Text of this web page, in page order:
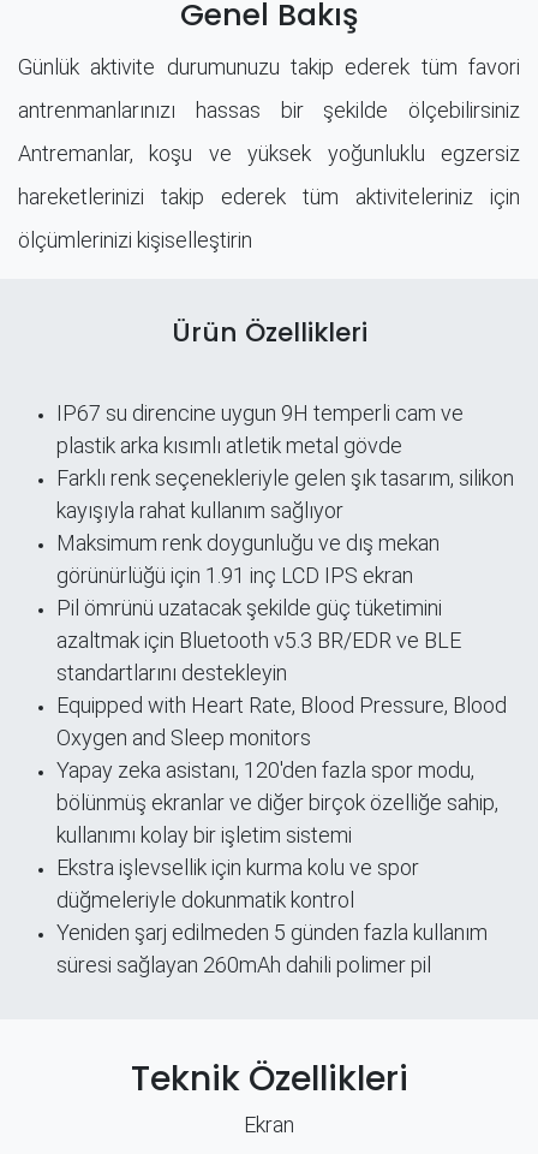
Genel Bakış
Günlük aktivite durumunuzu takip ederek tüm favori
antrenmanlarınızı hassas bir şekilde ölçebilirsiniz
Antremanlar, koşu ve yüksek yoğunluklu egzersiz
hareketlerinizi takip ederek tüm aktiviteleriniz için
ölçümlerinizi kişiselleştirin
Ürün Özellikleri
IP67 su direncine uygun 9H temperli cam ve
plastik arka kısımlı atletik metal gövde
Farklı renk seçenekleriyle gelen şık tasarım, silikon
kayışıyla rahat kullanım sağlıyor
Maksimum renk doygunluğu ve dış mekan
görünürlüğü için 1.91 inç LCD IPS ekran
Pil ömrünü uzatacak şekilde güç tüketimini
azaltmak için Bluetooth v5.3 BR/EDR ve BLE
standartlarını destekleyin
Equipped with Heart Rate, Blood Pressure, Blood
Oxygen and Sleep monitors
Yapay zeka asistanı, 120'den fazla spor modu,
bölünmüş ekranlar ve diğer birçok özelliğe sahip,
kullanımı kolay bir işletim sistemi
Ekstra işlevsellik için kurma kolu ve spor
düğmeleriyle dokunmatik kontrol
Yeniden şarj edilmeden 5 günden fazla kullanım
süresi sağlayan 260mAh dahili polimer pil
Teknik Özellikleri
Ekran